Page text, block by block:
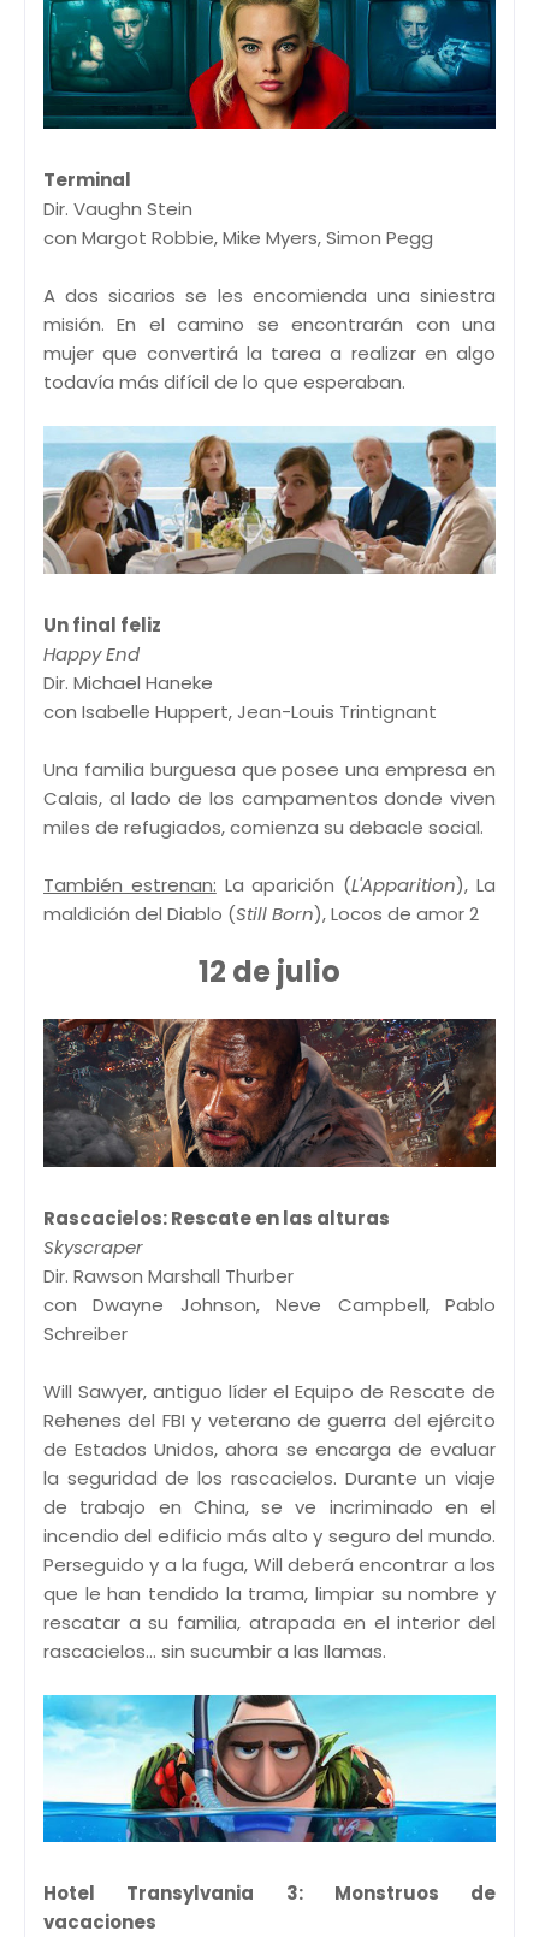
Terminal
Dir. Vaughn Stein
con Margot Robbie, Mike Myers, Simon Pegg
A dos sicarios se les encomienda una siniestra
misión. En el camino se encontrarán con una
mujer que convertirá la tarea a realizar en algo
todavía más difícil de lo que esperaban.
Un final feliz
Happy End
Dir. Michael Haneke
con Isabelle Huppert, Jean-Louis Trintignant
Una familia burguesa que posee una empresa en
Calais, al lado de los campamentos donde viven
miles de refugiados, comienza su debacle social.
También estrenan: La aparición (L'Apparition), La
maldición del Diablo (Still Born), Locos de amor 2
12 de julio
Rascacielos: Rescate en las alturas
Skyscraper
Dir. Rawson Marshall Thurber
con Dwayne Johnson, Neve Campbell, Pablo
Schreiber
Will Sawyer, antiguo líder el Equipo de Rescate de
Rehenes del FBI y veterano de guerra del ejército
de Estados Unidos, ahora se encarga de evaluar
la seguridad de los rascacielos. Durante un viaje
de trabajo en China, se ve incriminado en el
incendio del edificio más alto y seguro del mundo.
Perseguido y a la fuga, Will deberá encontrar a los
que le han tendido la trama, limpiar su nombre y
rescatar a su familia, atrapada en el interior del
rascacielos... sin sucumbir a las llamas.
Hotel Transylvania 3: Monstruos de
vacaciones